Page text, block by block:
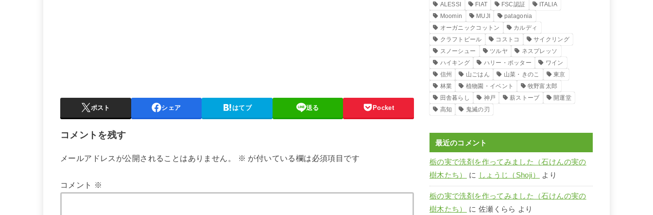
ポスト シェア はてブ 送る Pocket
コメントを残す
メールアドレスが公開されることはありません。 ※ が付いている欄は必須項目です
コメント ※
ALESSI FIAT FSC認証
ITALIA
Moomin
MUJI
patagonia
オーガニックコットン
カルディ
クラフトビール
コストコ
サイクリング
スノーシュー
ツルヤ
ネスプレッソ
ハイキング
ハリー・ポッター
ワイン
信州
山ごはん 山菜・きのこ
東京
林業
植物園・イベント
牧野富太郎
田舎暮らし
神戸 薪ストーブ
開運堂
高知
鬼滅の刃
最近のコメント
栃の実で洗剤を作ってみました（石けんの実の
樹木たち）
に しょうじ（Shoji） より
栃の実で洗剤を作ってみました（石けんの実の
樹木たち）
に 佐瀬くらら より